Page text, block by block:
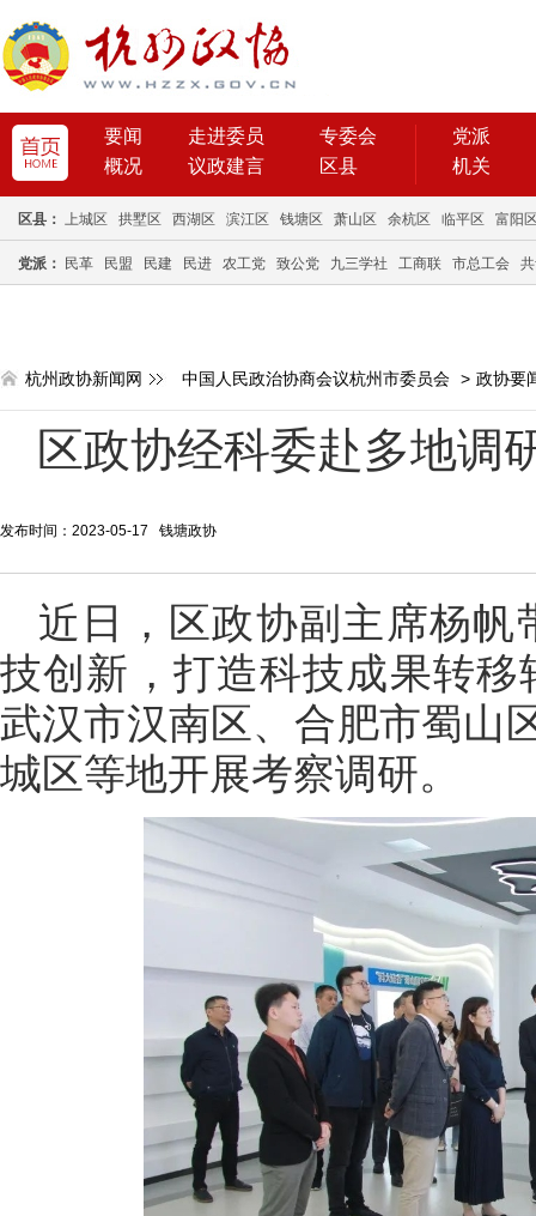
要闻 走进委员
专委会
概况
议政建言 区县
党派
机关
区县： 上城区 拱墅区 西湖区 滨江区 钱塘区 萧山区 余杭区 临平区 富阳
党派： 民革 民盟 民建 民进 农工党 致公党 九三学社 工商联 市总工会
杭州政协新闻网 中国人民政治协商会议杭州市委员会 > 政协要
区政协经科委赴多地调
发布时间：2023-05-17 钱塘政协
近日，区政协副主席杨帆
技创新，打造科技成果转移
武汉市汉南区、合肥市蜀山
城区等地开展考察调研。